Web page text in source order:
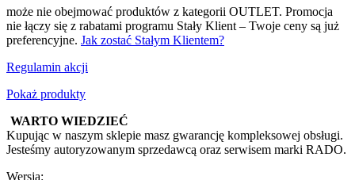
może nie obejmować produktów z kategorii OUTLET. Promocja
nie łączy się z rabatami programu Stały Klient – Twoje ceny są już
preferencyjne. Jak zostać Stałym Klientem?
Regulamin akcji
Pokaż produkty
WARTO WIEDZIEĆ
Kupując w naszym sklepie masz gwarancję kompleksowej obsługi.
Jesteśmy autoryzowanym sprzedawcą oraz serwisem marki RADO.
Wersja: